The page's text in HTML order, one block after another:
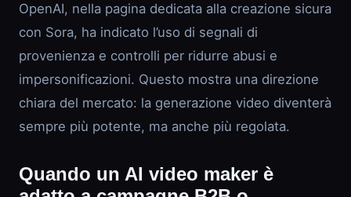
OpenAI, nella pagina dedicata alla creazione sicura
con Sora, ha indicato l’uso di segnali di
provenienza e controlli per ridurre abusi e
impersonificazioni. Questo mostra una direzione
chiara del mercato: la generazione video diventerà
sempre più potente, ma anche più regolata.
Quando un AI video maker è